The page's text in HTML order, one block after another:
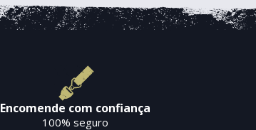
Encomende com confiança
100% seguro